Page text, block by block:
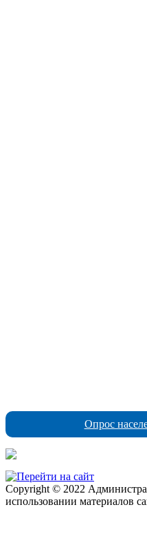
Опрос
Copyright © 2022
использовании материалов